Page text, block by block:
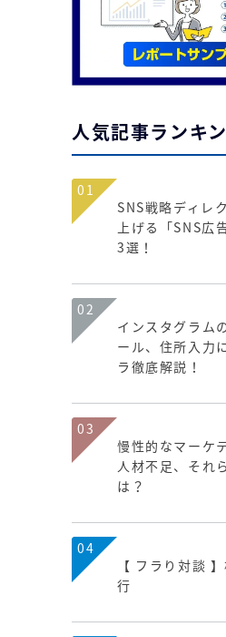
人気記事ランキ
01
SNS戦略ディレ
上げる「SNS広
3選！
02
インスタグラム
ール、住所入力
ラ徹底解説！
03
慢性的なマーケ
人材不足、それ
は？
04
【 フラり対談
行